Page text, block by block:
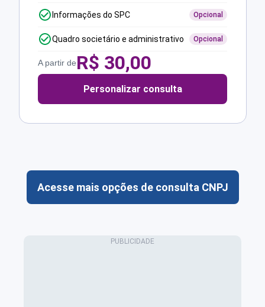
Informações do SPC Opcional
Quadro societário e administrativo Opcional
A partir deR$ 30,00
Personalizar consulta
Acesse mais opções de consulta CNPJ